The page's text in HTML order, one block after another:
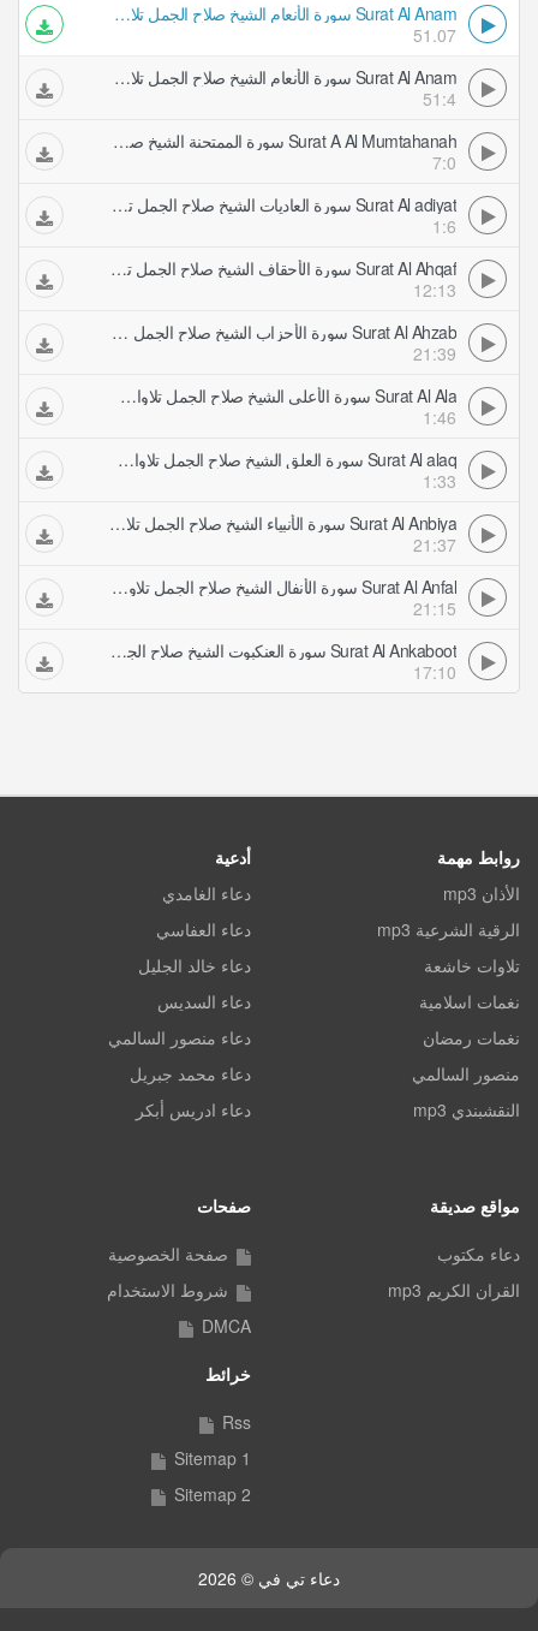
Surat Al Anam سورة الأنعام الشيخ صلاح الجمل تلاوات مرتلة
51.07
Surat Al Anam سورة الأنعام الشيخ صلاح الجمل تلاوات مرتلة
51:4
Surat A Al Mumtahanah سورة الممتحنة الشيخ صلاح الجمل تلاوات مرتلة
7:0
Surat Al adiyat سورة العاديات الشيخ صلاح الجمل تلاوات مرتلة
1:6
Surat Al Ahqaf سورة الأحقاف الشيخ صلاح الجمل تلاوات مرتلة
12:13
Surat Al Ahzab سورة الأحزاب الشيخ صلاح الجمل تلاوات مرتلة
21:39
Surat Al Ala سورة الأعلى الشيخ صلاح الجمل تلاوات مرتلة
1:46
Surat Al alaq سورة العلق الشيخ صلاح الجمل تلاوات مرتلة
1:33
Surat Al Anbiya سورة الأنبياء الشيخ صلاح الجمل تلاوات مرتلة
21:37
Surat Al Anfal سورة الأنفال الشيخ صلاح الجمل تلاوات مرتلة
21:15
Surat Al Ankaboot سورة العنكبوت الشيخ صلاح الجمل تلاوات مرتلة
17:10
روابط مهمة
الأذان mp3
الرقية الشرعية mp3
تلاوات خاشعة
نغمات اسلامية
نغمات رمضان
منصور السالمي
النقشبندي mp3
أدعية
دعاء الغامدي
دعاء العفاسي
دعاء خالد الجليل
دعاء السديس
دعاء منصور السالمي
دعاء محمد جبريل
دعاء ادريس أبكر
مواقع صديقة
دعاء مكتوب
القران الكريم mp3
صفحات
صفحة الخصوصية
شروط الاستخدام
DMCA
خرائط
Rss
Sitemap 1
Sitemap 2
دعاء تي في © 2026